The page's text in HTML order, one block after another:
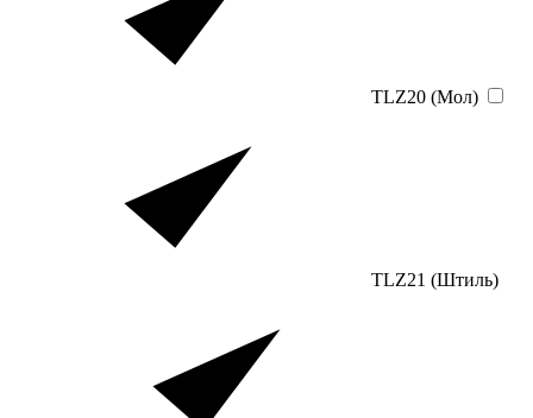
TLZ20 (Мол)
TLZ21 (Штиль)